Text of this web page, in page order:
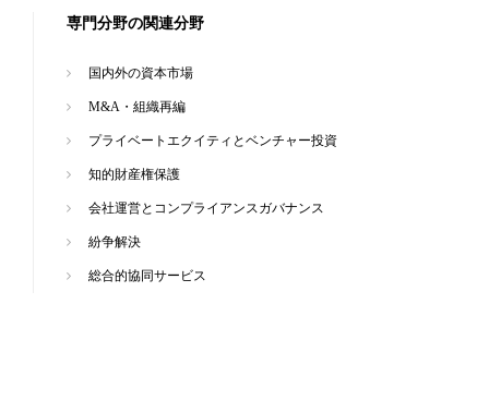
専門分野の関連分野
国内外の資本市場
M&A・組織再編
プライベートエクイティとベンチャー投資
知的財産権保護
会社運営とコンプライアンスガバナンス
紛争解決
総合的協同サービス